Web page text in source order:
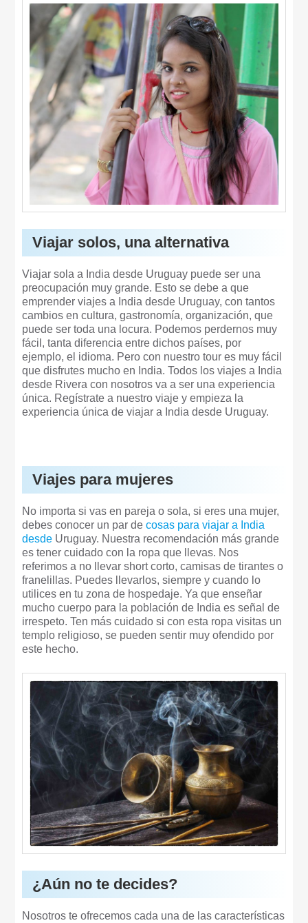
Viajar solos, una alternativa
Viajar sola a India desde Uruguay puede ser una
preocupación muy grande. Esto se debe a que
emprender viajes a India desde Uruguay, con tantos
cambios en cultura, gastronomía, organización, que
puede ser toda una locura. Podemos perdernos muy
fácil, tanta diferencia entre dichos países, por
ejemplo, el idioma. Pero con nuestro tour es muy fácil
que disfrutes mucho en India. Todos los viajes a India
desde Rivera con nosotros va a ser una experiencia
única. Regístrate a nuestro viaje y empieza la
experiencia única de viajar a India desde Uruguay.
Viajes para mujeres
No importa si vas en pareja o sola, si eres una mujer,
debes conocer un par decosas para viajar a India
desde Uruguay. Nuestra recomendación más grande
es tener cuidado con la ropa que llevas. Nos
referimos a no llevar short corto, camisas de tirantes o
franelillas. Puedes llevarlos, siempre y cuando lo
utilices en tu zona de hospedaje. Ya que enseñar
mucho cuerpo para la población de India es señal de
irrespeto. Ten más cuidado si con esta ropa visitas un
templo religioso, se pueden sentir muy ofendido por
este hecho.
¿Aún no te decides?
Nosotros te ofrecemos cada una de las características